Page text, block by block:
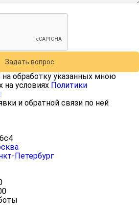
Задать вопрос
обработку указанных мною
на условиях Политики
и обратной связи по ней
Петербург